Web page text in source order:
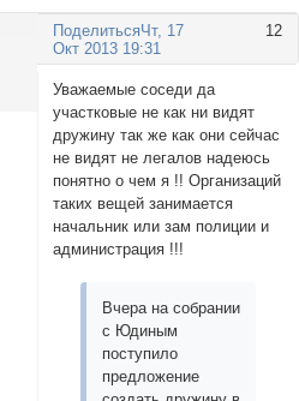
Поделиться 12
Чт, 17
Окт 2013 19:31
Уважаемые соседи да
участковые не как ни видят
дружину так же как они сейчас
не видят не легалов надеюсь
понятно о чем я !! Организаций
таких вещей занимается
начальник или зам полиции и
администрация !!!
Вчера на собрании
с Юдиным
поступило
предложение